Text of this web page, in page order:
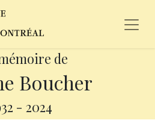
de
Boucher
- 2024